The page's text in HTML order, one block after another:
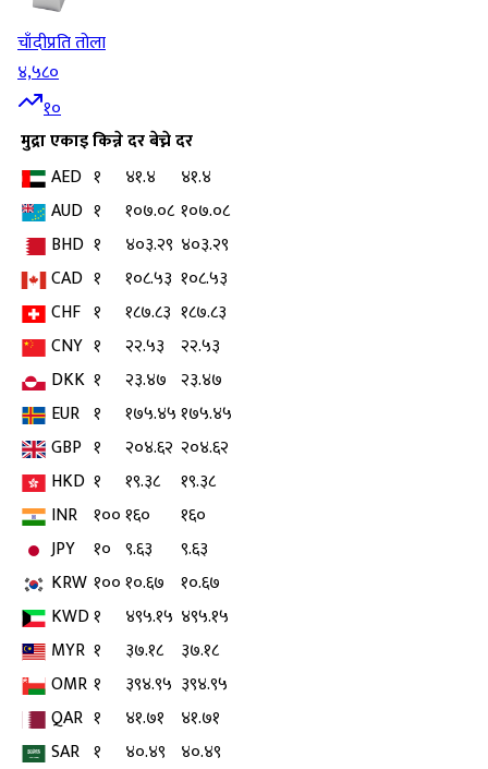
चाँदीप्रति तोला
४,५८०
१०
मुद्राएकाइकिन्ने दरबेच्ने दर
AED १ ४१.४
४१.४
AUD १ १०७.०८ १०७.०८
BHD १ ४०३.२९ ४०३.२९
CAD १ १०८.५३ १०८.५३
CHF १ १८७.८३ १८७.८३
CNY १ २२.५३
२२.५३
DKK १ २३.४७ २३.४७
EUR १ १७५.४५१७५.४५
GBP १ २०४.६२ २०४.६२
HKD १ १९.३८
१९.३८
INR १००१६०
१६०
JPY
१० ९.६३
९.६३
KRW १००१०.६७ १०.६७
KWD१ ४९५.१५ ४९५.१५
MYR १ ३७.१८
३७.१८
OMR १ ३९४.९५ ३९४.९५
QAR १ ४१.७१
४१.७१
SAR १ ४०.४९ ४०.४९